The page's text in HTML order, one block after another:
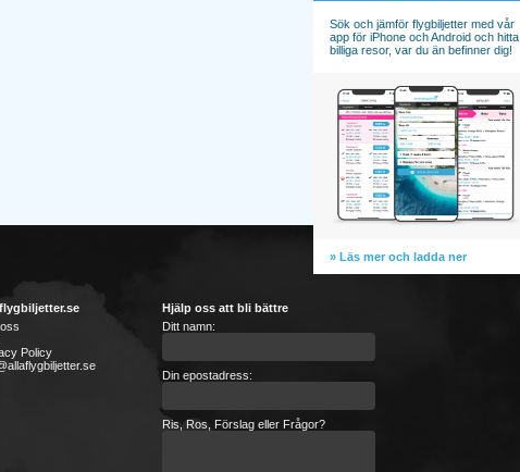
Sök och jämför flygbiljetter med vår
app för iPhone och Android och hitta
billiga resor, var du än befinner dig!
» Läs mer och ladda ner
Policy
Hjälp oss att bli bättre
Ditt namn:
Din epostadress:
Ris, Ros, Förslag eller Frågor?